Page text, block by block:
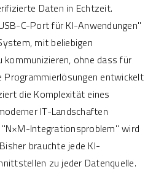
Daten in Echtzeit.
C-Port für KI-Anwendungen"
mit beliebigen
kommunizieren, ohne dass für
Programmierlösungen entwickelt
die Komplexität eines
IT-Landschaften
Integrationsproblem" wird
brauchte jede KI-
zu jeder Datenquelle.